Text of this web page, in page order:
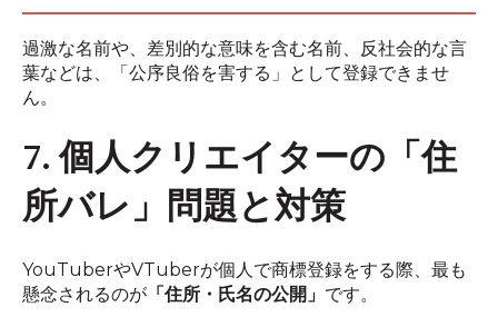
過激な名前や、差別的な意味を含む名前、反社会的な言
葉などは、「公序良俗を害する」として登録できませ
ん。
7. 個人クリエイターの「住
所バレ」問題と対策
YouTuberやVTuberが個人で商標登録をする際、最も
懸念されるのが 「住所・氏名の公開」 です。